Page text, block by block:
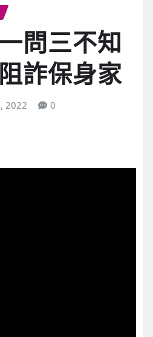
問三不知
詐保身家
2022 0